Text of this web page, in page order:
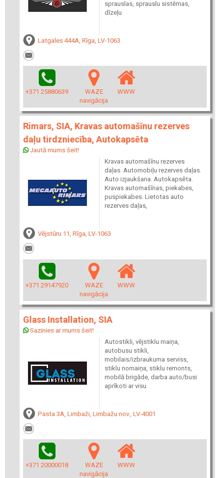
sprauslas, sprauslu sistēmas,
dīzeļu
Latgales 444A, Rīga, LV-1063
+371 25880639
WAZE
navigācija
WWW
Rimars, SIA, Kravas automašīnu rezerves
daļu tirdzniecība, Autokapsēta
Jautā mums šeit!
Kravas automašīnu rezerves
daļas. Automobiļu rezerves daļas.
Auto izjaukšana. Autokapsēta.
Kravas automašīnas, piekabes,
puspiekabes. Lietotas auto
rezerves daļas,
Vējstūru 11, Rīga, LV-1063
+371 29147920
WAZE
navigācija
WWW
Glass Installation, SIA
Sazinies ar mums šeit!
Autostikli, vējstiklu maiņa,
autobusu stikli,
mobilais/izbraukuma serviss,
stiklu nomaiņa, stiklu remonts,
mobilā brigāde, darba auto/busi
aprīkoti ar visu
Pasta 3A, Limbaži, Limbažu nov., LV-4001
+371 20000018
WAZE
navigācija
WWW